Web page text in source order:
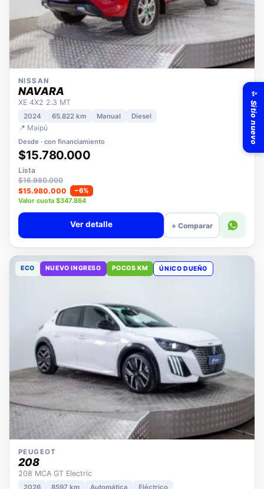
NISSAN
NAVARA
XE 4X2 2.3 MT
2024
📍 Maipú
Desde · con financiamiento
$15.780.000
Lista
$16.980.000
$15.980.000
−6%
Valor cuota $347.864
+ Comparar
NUEVO INGRESO POCOS KM
PEUGEOT
208
208 MCA GT Electric
✨ Sitio nuevo